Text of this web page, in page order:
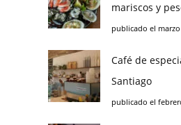
mariscos y
publicado el marzo
Café de
Santiago
publicado el